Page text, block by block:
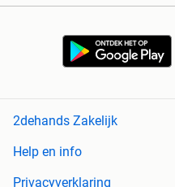
2dehands Zakelijk
Help en info
Privacyverklaring